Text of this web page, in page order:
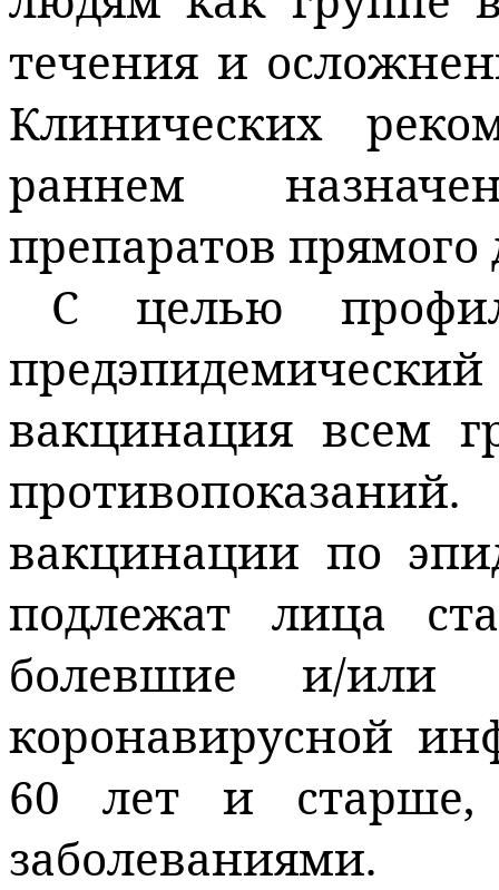
течения и
Клинических
раннем
препаратов прямого
С целью
вакцинация всем
вакцинации по
подлежат лица
болевшие и/или
коронавирусной
60 лет и старше,
заболеваниями.